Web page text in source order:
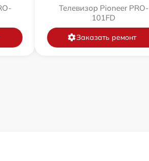
Телевизор Pioneer PRO-
101FD
Заказать ремонт